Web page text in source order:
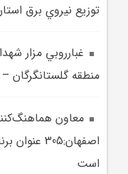
توزيع نيروي برق
غبارروبي مزار
منطقه گلستانگرگان
معاون
است